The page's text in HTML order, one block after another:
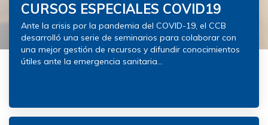
CURSOS ESPECIALES COVID19
Ante la crisis por la pandemia del COVID-19, el CCB
desarrolló una serie de seminarios para colaborar con
una mejor gestión de recursos y difundir conocimientos
útiles ante la emergencia sanitaria...